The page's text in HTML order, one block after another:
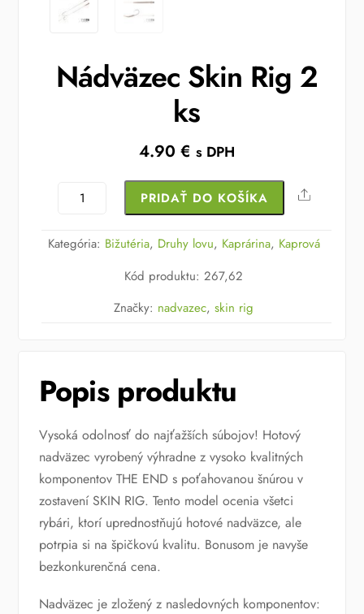
Nádväzec Skin Rig 2
ks
4.90 € s DPH
množstvo
Skin
PRIDAŤ DO KOŠÍKA Share
Kategória: Bižutéria, Druhy lovu, Kaprárina, Kaprová
Kód produktu:267,62
Značky: nadvazec,skin rig
Popis produktu
Vysoká odolnosť do najťažších súbojov! Hotový
nadväzec vyrobený výhradne z vysoko kvalitných
komponentov THE END s poťahovanou šnúrou v
zostavení SKIN RIG. Tento model ocenia všetci
rybári, ktorí uprednostňujú hotové nadväzce, ale
potrpia si na špičkovú kvalitu. Bonusom je navyše
bezkonkurenčná cena.
Nadväzec je zložený z nasledovných komponentov: